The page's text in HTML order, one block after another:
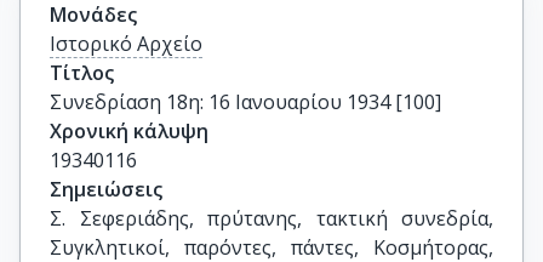
Μονάδες
Ιστορικό Αρχείο
Τίτλος
Συνεδρίαση 18η: 16 Ιανουαρίου 1934 [100]
Χρονική κάλυψη
19340116
Σημειώσεις
Σ. Σεφεριάδης, πρύτανης, τακτική συνεδρία,
Συγκλητικοί, παρόντες, πάντες, Κοσμήτορας,